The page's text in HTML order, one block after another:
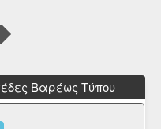
Βαρέως Τύπου